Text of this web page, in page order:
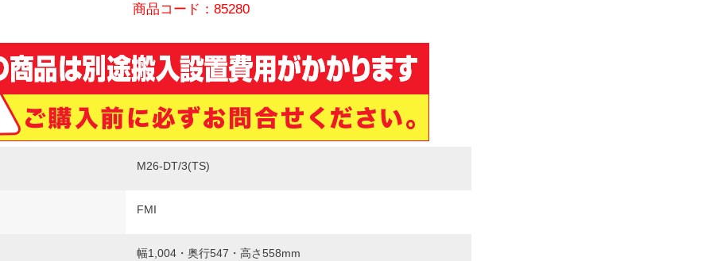
商品コード：85280
M26-DT/3(TS)
FMI
幅1,004・奥行547・高さ558mm